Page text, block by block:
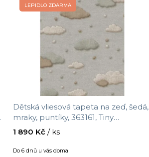
LEPIDLO ZDARMA
Dětská vliesová tapeta na zeď, šedá,
mraky, puntíky, 363161, Tiny
Treasures, Eijffinger, velikost 10 x 0,52
Do 6 dnů u vás doma
1 890 Kč / ks